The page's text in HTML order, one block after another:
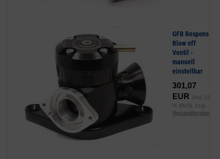
GFB Respons
Blow off
Ventil -
manuell
einstellbar
301,07
EUR (inkl. 19
% MwSt. zzgl.
Versandkosten